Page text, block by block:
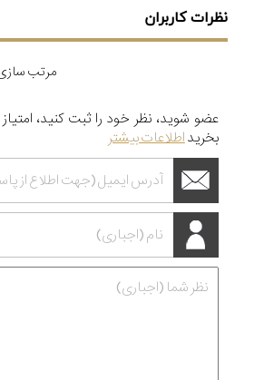
نظرات کاربران
مرتب
عضو شوید، نظر خود را ثبت کنید،
بخریداطلاعات بیشتر